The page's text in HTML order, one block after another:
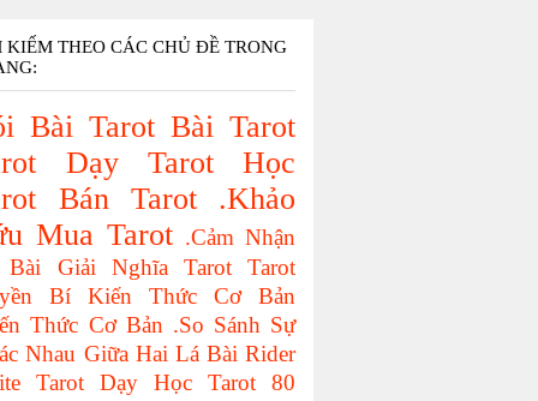
KIẾM THEO CÁC CHỦ ĐỀ TRONG
Bài Tarot Bài Tarot
Dạy Tarot
Học
Bán Tarot
.Khảo
Mua Tarot .Cảm Nhận
Bài
Giải Nghĩa Tarot
Tarot
Bí
Kiến Thức Cơ Bản
Thức Cơ Bản .So Sánh Sự
Nhau Giữa Hai Lá Bài Rider
Tarot
Dạy Học Tarot
80